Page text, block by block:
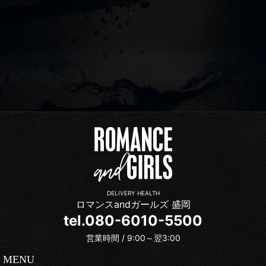
DELIVERY HEALTH
ロマンスandガールズ 盛岡
tel.080-6010-5500
営業時間 / 9:00～翌3:00
MENU